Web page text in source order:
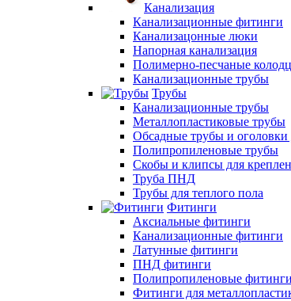
Канализация
Канализационные фитинги
Канализацонные люки
Напорная канализация
Полимерно-песчаные
Канализационные трубы
Трубы
Канализационные трубы
Металлопластиковые трубы
Обсадные трубы и оголовки
Полипропиленовые трубы
Скобы и клипсы для
Труба ПНД
Трубы для теплого пола
Фитинги
Аксиальные фитинги
Канализационные фитинги
Латунные фитинги
ПНД фитинги
Полипропиленовые фитинги
Фитинги для